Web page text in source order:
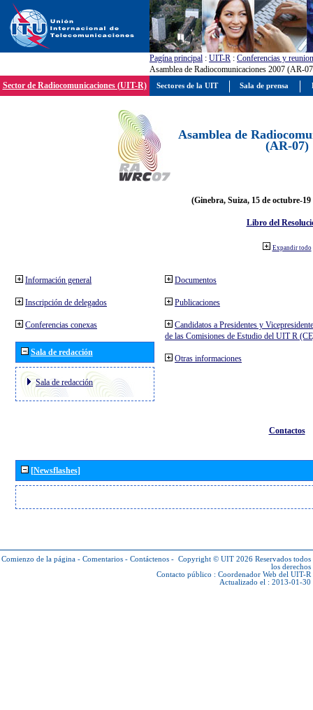
Pagína principal : UIT-R : Conferencias y
Asamblea de Radiocomunicaciones 2007 (AR-
Sector de Radiocomunicaciones (UIT-R)
Asamblea de
(AR-07)
(Ginebra, Suiza, 15 de octubre-19
Libro del
Expandir todo
Información general
Inscripción de delegados
Conferencias conexas
Sala de redacción
Sala de redacción
Documentos
Publicaciones
Candidatos a Presidentes y
de las Comisiones de Estudio del UIT R
Otras informaciones
Contactos
[Newsflashes]
Comienzo de la página - Comentarios - Contáctenos - Copyright © UIT 2026 Reservados todos
los derechos
Contacto público : Coordenador Web del UIT-R
Actualizado el : 2013-01-30
Sectores de la UIT Sala de prensa